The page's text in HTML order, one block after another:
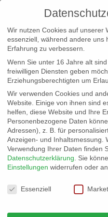
info@erfolgreich-
+4940 46 777 230
Wir nutzen Cookies auf unserer
essenziell, während andere uns
Erfahrung zu verbessern.
Wenn Sie unter 16 Jahre alt
freiwilligen Diensten geben
Erziehungsberechtigten um
Wir verwenden Cookies und
Website. Einige von ihnen sind
helfen, diese Website und Ihre
Personenbezogene Daten
Adressen), z. B. für
Anzeigen- und Inhaltsmessung.
Verwendung Ihrer Daten finden
Datenschutzerklärung
Sie
Einstellungen widerrufen oder
Datenschutzeinstellungen
Essenziell